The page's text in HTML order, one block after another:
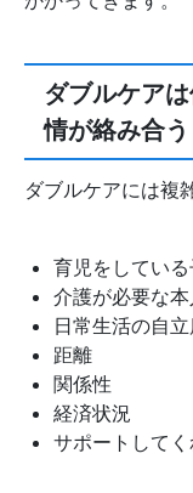
ダブルケア
情が絡み合う
ダブルケアには複
育児をしてい
介護が必要な
日常生活の自
距離
関係性
経済状況
サポートして